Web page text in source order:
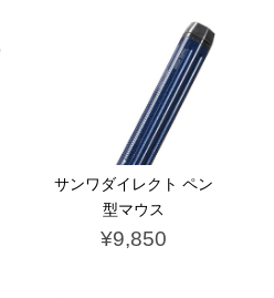
サンワダイレクト ペン
型マウス
¥9,850